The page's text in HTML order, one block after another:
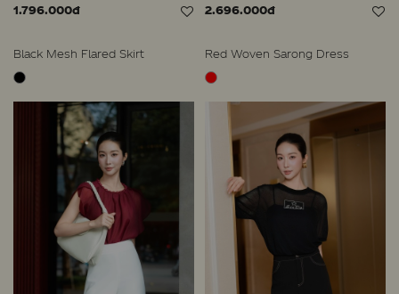
1.796.000đ
Black Mesh Flared Skirt
2.696.000đ
Red Woven Sarong Dress